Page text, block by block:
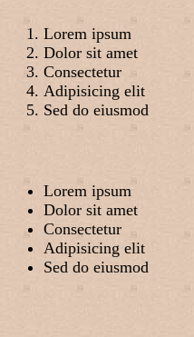
Lorem ipsum
Dolor sit amet
Consectetur
Adipisicing elit
Sed do eiusmod
Lorem ipsum
Dolor sit amet
Consectetur
Adipisicing elit
Sed do eiusmod